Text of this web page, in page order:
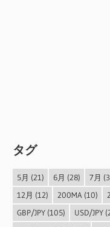
タグ
5月 (21) 6月 (28) 7月
12月 (12) 200MA(10)
GBP/JPY(105) USD/JPY